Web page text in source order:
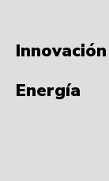
Innovación
Energía